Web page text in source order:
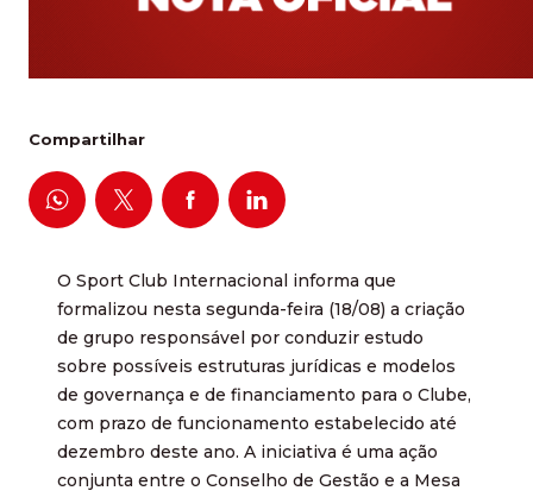
Compartilhar
O Sport Club Internacional informa que
formalizou nesta segunda-feira (18/08) a criação
de grupo responsável por conduzir estudo
sobre possíveis estruturas jurídicas e modelos
de governança e de financiamento para o Clube,
com prazo de funcionamento estabelecido até
dezembro deste ano. A iniciativa é uma ação
conjunta entre o Conselho de Gestão e a Mesa